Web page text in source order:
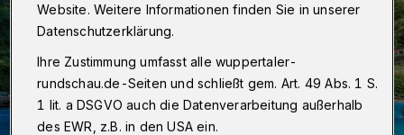
Website. Weitere Informationen finden Sie in unserer
Datenschutzerklärung.
Ihre Zustimmung umfasst alle wuppertaler-
rundschau.de-Seiten und schließt gem. Art. 49 Abs. 1 S.
1 lit. a DSGVO auch die Datenverarbeitung außerhalb
des EWR, z.B. in den USA ein.